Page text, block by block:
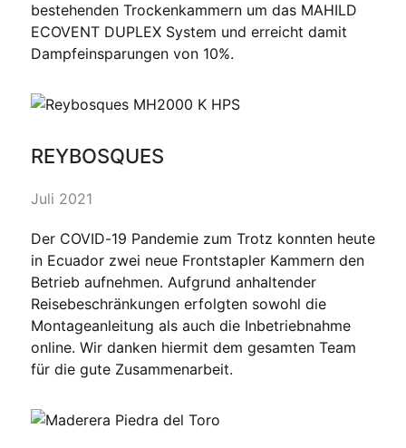
bestehenden Trockenkammern um das MAHILD
ECOVENT DUPLEX System und erreicht damit
Dampfeinsparungen von 10%.
REYBOSQUES
Juli 2021
Der COVID-19 Pandemie zum Trotz konnten heute
in Ecuador zwei neue Frontstapler Kammern den
Betrieb aufnehmen. Aufgrund anhaltender
Reisebeschränkungen erfolgten sowohl die
Montageanleitung als auch die Inbetriebnahme
online. Wir danken hiermit dem gesamten Team
für die gute Zusammenarbeit.